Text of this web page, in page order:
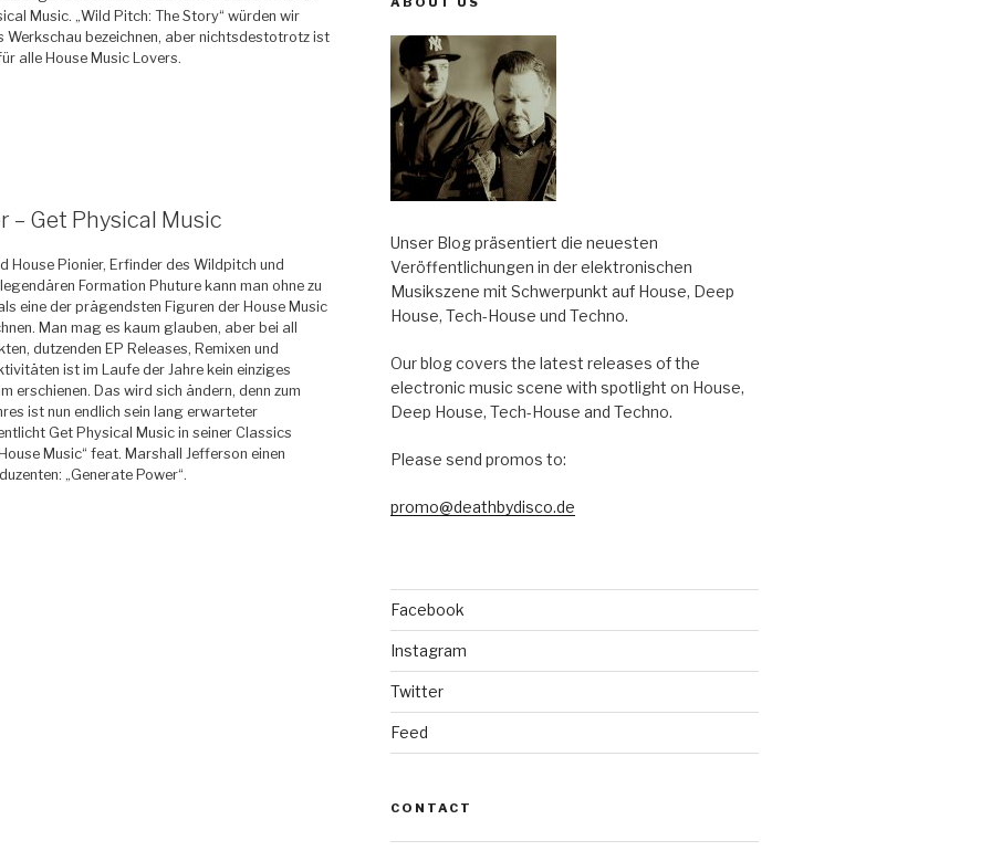
Music. „Wild Pitch: The Story“ würden wir
Werkschau bezeichnen, aber nichtsdestotrotz ist
alle House Music Lovers.
– Get Physical Music
House Pionier, Erfinder des Wildpitch und
Formation Phuture kann man ohne zu
eine der prägendsten Figuren der House Music
Man mag es kaum glauben, aber bei all
dutzenden EP Releases, Remixen und
ist im Laufe der Jahre kein einziges
erschienen. Das wird sich ändern, denn zum
ist nun endlich sein lang erwarteter
Get Physical Music in seiner Classics
Music“ feat. Marshall Jefferson einen
„Generate Power“.
Unser Blog präsentiert die neuesten
Veröffentlichungen in der elektronischen
Musikszene mit Schwerpunkt auf House, Deep
House, Tech-House und Techno.
Our blog covers the latest releases of the
electronic music scene with spotlight on House,
Deep House, Tech-House and Techno.
Please send promos to:
promo@deathbydisco.de
Facebook
Instagram
Twitter
Feed
CONTACT